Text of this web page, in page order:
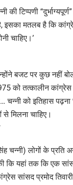
टिप्पणी
इसका मतलब है कि
चाहिए।’
बजट पर कुछ नहीं
को तत्कालीन
को इतिहास
मिलना चाहिए।
चन्नी) लोगों के
कि यहां तक कि एक
सांसद प्रमोद